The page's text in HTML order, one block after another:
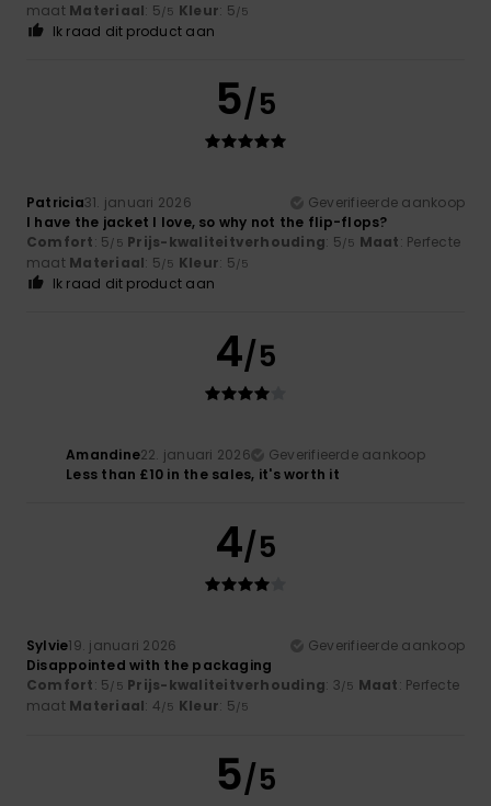
maat Materiaal: 5/5 Kleur: 5/5
Ik raad dit product aan
5/5
Patricia31. januari 2026
Geverifieerde aankoop
I have the jacket I love, so why not the flip-flops?
Comfort: 5/5 Prijs-kwaliteitverhouding: 5/5 Maat: Perfecte
maat Materiaal: 5/5 Kleur: 5/5
Ik raad dit product aan
4/5
Amandine22. januari 2026
Geverifieerde aankoop
Less than £10 in the sales, it's worth it
4/5
Sylvie19. januari 2026
Geverifieerde aankoop
Disappointed with the packaging
Comfort: 5/5 Prijs-kwaliteitverhouding: 3/5 Maat: Perfecte
maat Materiaal: 4/5 Kleur: 5/5
5/5